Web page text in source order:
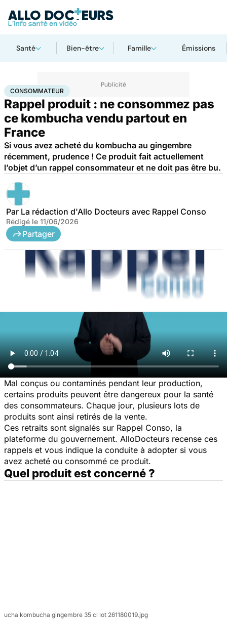
Santé Bien-être Famille Émissions
AccueilSantéConsommateur
CONSOMMATEUR
Rappel produit : ne consommez pas
ce kombucha vendu partout en
France
Si vous avez acheté du kombucha au gingembre
récemment, prudence ! Ce produit fait actuellement
l’objet d’un rappel consommateur et ne doit pas être bu.
Par La rédaction d'Allo Docteurs avec Rappel Conso
Rédigé le 11/06/2026
Partager
Mal conçus ou contaminés pendant leur production,
certains produits peuvent être dangereux pour la santé
des consommateurs. Chaque jour, plusieurs lots de
produits sont ainsi retirés de la vente.
Ces retraits sont signalés sur Rappel Conso, la
plateforme du gouvernement. AlloDocteurs recense ces
rappels et vous indique la conduite à adopter si vous
avez acheté ou consommé ce produit.
Quel produit est concerné ?
ucha kombucha gingembre 35 cl lot 261180019.jpg